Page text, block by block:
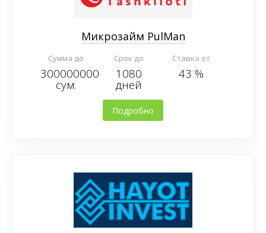
Микрозайм PulMan
Сумма до
300000000
сум.
Срок до
1080
дней
Ставка от
43 %
Подробно